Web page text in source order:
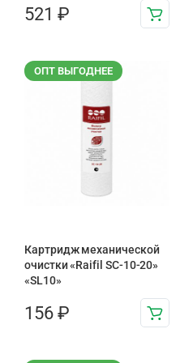
521 ₽
ОПТ ВЫГОДНЕЕ
Картридж механической
очистки «Raifil SC-10-20»
«SL10»
156 ₽